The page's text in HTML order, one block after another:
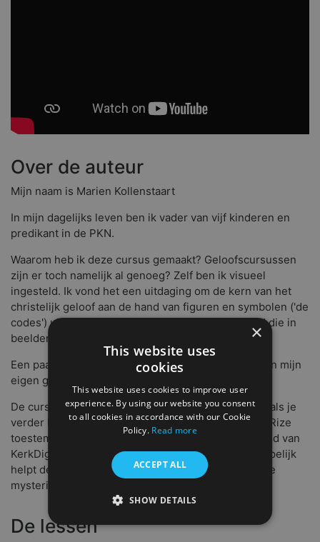
Over de auteur
Mijn naam is Marien Kollenstaart
In mijn dagelijks leven ben ik vader van vijf kinderen en
predikant in de PKN.
Waarom heb ik deze cursus gemaakt? Geloofscursussen
zijn er toch namelijk al genoeg? Zelf ben ik visueel
ingesteld. Ik vond het een uitdaging om de kern van het
christelijk geloof aan de hand van figuren en symbolen ('de
codes') uit te leggen. Misschien ben jij ook iemand die in
beelden denkt en heb je hier wat aan.
Een paar jaar heb ik hieraan gewerkt en het getest in mijn
eigen gemeente bij verschillende doelgroepen.
De cursus bied ik gratis aan, omdat ik het gaaf vind als je
verder komt in je zoektocht naar God. Ik heb GlobalRize
toestemming gegeven om deze cursus in het aanbod van
KerkDigitaal beschikbaar te stellen voor kerken. Hopelijk
helpt deze cursus jou(w groep) om het fascinerende
mysterie van God te ontdekken!
De lessen
×
This website uses
cookies
This website uses cookies to improve user
experience. By using our website you consent
to all cookies in accordance with our Cookie
Policy. Read more
ACCEPT ALL
SHOW DETAILS